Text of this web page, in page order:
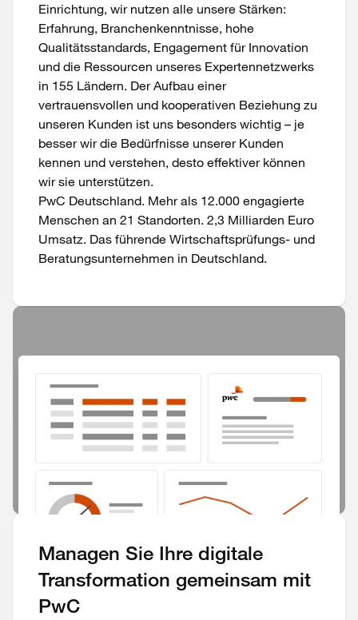
Einrichtung, wir nutzen alle unsere Stärken:
Erfahrung, Branchenkenntnisse, hohe
Qualitätsstandards, Engagement für Innovation
und die Ressourcen unseres Expertennetzwerks
in 155 Ländern. Der Aufbau einer
vertrauensvollen und kooperativen Beziehung zu
unseren Kunden ist uns besonders wichtig – je
besser wir die Bedürfnisse unserer Kunden
kennen und verstehen, desto effektiver können
wir sie unterstützen.
PwC Deutschland. Mehr als 12.000 engagierte
Menschen an 21 Standorten. 2,3 Milliarden Euro
Umsatz. Das führende Wirtschaftsprüfungs- und
Beratungsunternehmen in Deutschland.
Managen Sie Ihre digitale
Transformation gemeinsam mit
PwC